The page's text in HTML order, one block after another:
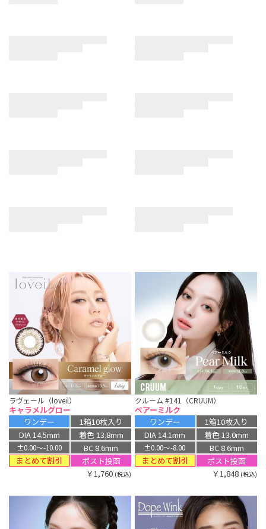
ラヴェール（loveil）
キャラメルグロー
ワンデー
1箱10枚入り
DIA 14.5mm
着色 13.8mm
±0.00〜-10.00
BC 8.6mm
まとめて割引
ポスト投函
￥1,760 (税込)
クルーム #141（CRUUM）
ペアーミルク
ワンデー
1箱10枚入り
DIA 14.1mm
着色 13.0mm
±0.00〜-8.00
BC 8.6mm
まとめて割引
ポスト投函
￥1,848 (税込)